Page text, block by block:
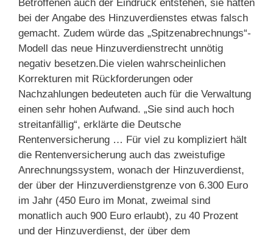
Betroffenen auch der Eindruck entstehen, sie hätten
bei der Angabe des Hinzuverdienstes etwas falsch
gemacht. Zudem würde das „Spitzenabrechnungs“-
Modell das neue Hinzuverdienstrecht unnötig
negativ besetzen.Die vielen wahrscheinlichen
Korrekturen mit Rückforderungen oder
Nachzahlungen bedeuteten auch für die Verwaltung
einen sehr hohen Aufwand. „Sie sind auch hoch
streitanfällig“, erklärte die Deutsche
Rentenversicherung … Für viel zu kompliziert hält
die Rentenversicherung auch das zweistufige
Anrechnungssystem, wonach der Hinzuverdienst,
der über der Hinzuverdienstgrenze von 6.300 Euro
im Jahr (450 Euro im Monat, zweimal sind
monatlich auch 900 Euro erlaubt), zu 40 Prozent
und der Hinzuverdienst, der über dem